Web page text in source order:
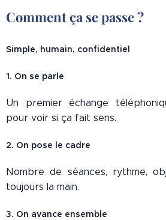
Comment ça se passe ?
Simple, humain, confidentiel
1. On se parle
Un premier échange
pour voir si ça fait sens.
2. On pose le cadre
Nombre de séances, rythme,
toujours la main.
3. On avance ensemble